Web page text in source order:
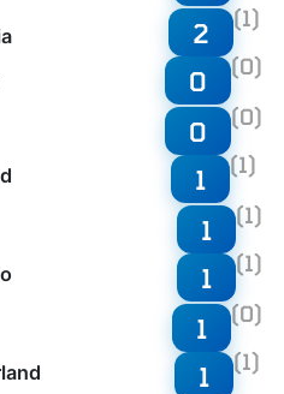
2 (1)
0 (0)
0 (0)
1 (1)
1 (1)
1 (1)
1 (0)
1 (1)